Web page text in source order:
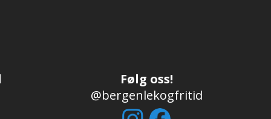
Følg oss!
@bergenlekogfritid